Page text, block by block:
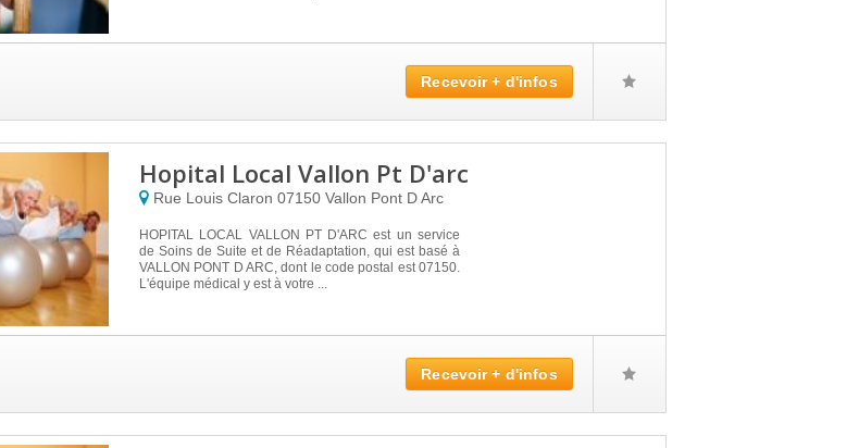
Recevoir + d'infos
Hopital Local Vallon Pt D'arc
Rue Louis Claron 07150 Vallon Pont D Arc
HOPITAL LOCAL VALLON PT D'ARC est un service
de Soins de Suite et de Réadaptation, qui est basé à
VALLON PONT D ARC, dont le code postal est 07150.
L'équipe médical y est à votre ...
Recevoir + d'infos